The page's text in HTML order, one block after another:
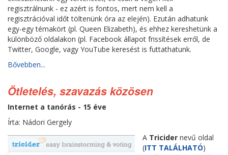
regisztrálnunk - ez azért is fontos, mert nem kell a
regisztrációval időt töltenünk óra az elején). Ezután adhatunk
egy-egy témakört (pl. Queen Elizabeth), és ehhez kereshetünk a
különböző oldalakon (pl. Facebook állapot frissítések erről, de
Twitter, Google, vagy YouTube keresést is futtathatunk.
Bővebben...
Ötletelés, szavazás közösen
Internet a tanórás - 15 éve
Írta: Nádori Gergely
A Tricider nevű oldal
(ITT TALÁLHATÓ)